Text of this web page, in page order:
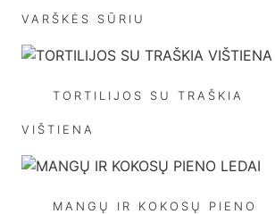
VARŠKĖS SŪRIU
TORTILIJOS SU TRAŠKIA
VIŠTIENA
MANGŲ IR KOKOSŲ PIENO